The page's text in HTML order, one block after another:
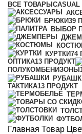
ВСЕ ТОВАРЫ
БРЮКИ39
ВЫБОР
КУРТКИ74
ОПТИКА13 ПРОДУКТ
ПОЛУКОМБЕНИЗОНЫ
ТАКТИКА13 ПРОДУКТ
Главная Товар